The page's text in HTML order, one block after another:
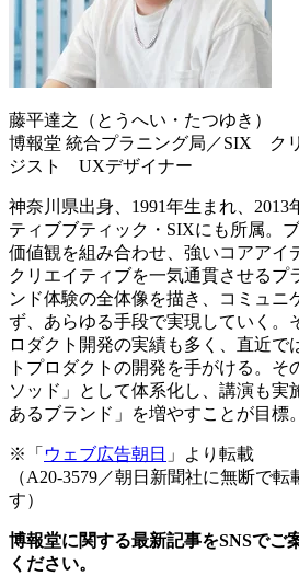
藤平達之（とうへい・たつゆき）
博報堂 統合プラニング局／SIX ク
ジスト UXデザイナー
神奈川県出身、1991年生まれ、2013
ティブブティック・SIXにも所属。
価値観を組み合わせ、強いコアアイ
クリエイティブを一気通貫させるプ
ンド体験の全体像を描き、コミュニ
ず、あらゆる手段で実現していく。
ロダクト開発の実績も多く、直近で
トプロダクトの開発を手がける。そ
ソッド」として体系化し、講演も実
あるブランド」を増やすことが目標。
※「 ウェブ広告朝日 」より転載
（A20-3579／朝日新聞社に無断で転
す）
博報堂に関する最新記事をSNSでご
ください。